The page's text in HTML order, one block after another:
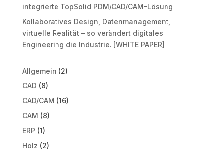
integrierte TopSolid PDM/CAD/CAM-Lösung
Kollaboratives Design, Datenmanagement,
virtuelle Realität – so verändert digitales
Engineering die Industrie. [WHITE PAPER]
Allgemein (2)
CAD (8)
CAD/CAM (16)
CAM (8)
ERP (1)
Holz (2)